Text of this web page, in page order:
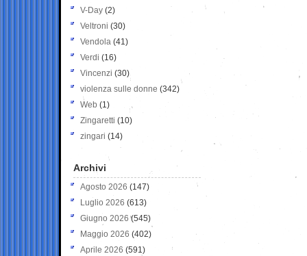
V-Day (2)
Veltroni (30)
Vendola (41)
Verdi (16)
Vincenzi (30)
violenza sulle donne (342)
Web (1)
Zingaretti (10)
zingari (14)
Archivi
Agosto 2026 (147)
Luglio 2026 (613)
Giugno 2026 (545)
Maggio 2026 (402)
Aprile 2026 (591)